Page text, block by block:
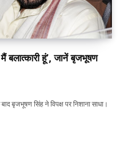
बलात्कारी हूं’, जानें बृजभूषण
बृजभूषण सिंह ने विपक्ष पर निशाना साधा।